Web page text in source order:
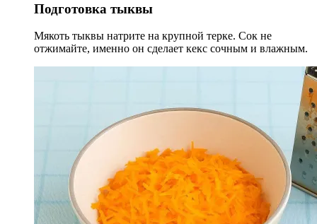
Подготовка тыквы
Мякоть тыквы натрите на крупной терке. Сок не
отжимайте, именно он сделает кекс сочным и влажным.